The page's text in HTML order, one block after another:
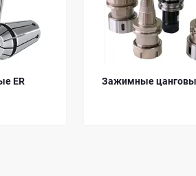
Зажимные цанговые патроны